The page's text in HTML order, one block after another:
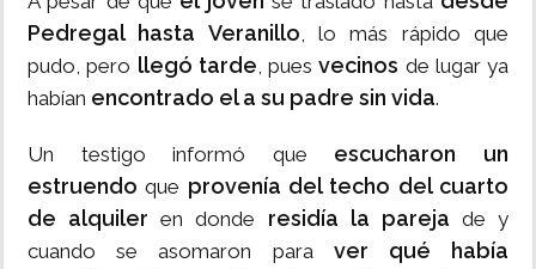
Pedregal hasta Veranillo, lo más rápido que
pudo, pero llegó tarde, pues vecinos de lugar ya
habían encontrado el a su padre sin vida.
Un testigo informó que escucharon un
estruendo que provenía del techo del cuarto
de alquiler en donde residía la pareja de y
cuando se asomaron para ver qué había